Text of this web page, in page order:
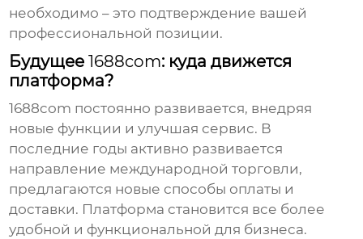
необходимо – это подтверждение вашей
профессиональной позиции.
Будущее1688com: куда движется
платформа?
1688com постоянно развивается, внедряя
новые функции и улучшая сервис. В
последние годы активно развивается
направление международной торговли,
предлагаются новые способы оплаты и
доставки. Платформа становится все более
удобной и функциональной для бизнеса.